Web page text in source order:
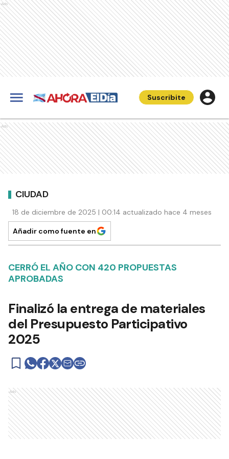
Ads
Suscribite
Ads
CIUDAD
18 de diciembre de 2025 | 00:14 actualizado hace 4 meses
Añadir como fuente en
CERRÓ EL AÑO CON 420 PROPUESTAS
APROBADAS
Finalizó la entrega de materiales
del Presupuesto Participativo
2025
Ads